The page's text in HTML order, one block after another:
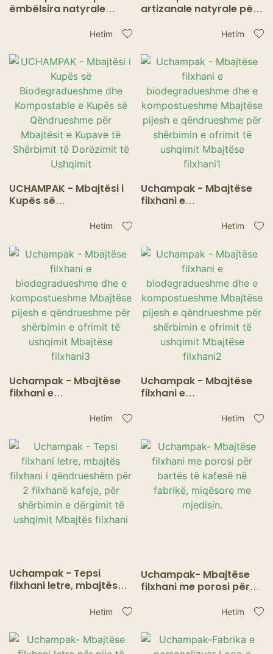
ëmbëlsira natyrale
hapje automatike, Kuti
bardhë Bluk, kuti
biskotash kartoni me
Hetim
artizanale natyrale për
marrë sushi për të
shkuar dritare & Pak e
palosshme
Hetim
UCHAMPAK - Mbajtësi i
Kupës së
Kompostable e Kupës
Mbajtësit e Kupave të
Shërbimit të Dorëzimit
të Ushqimit
Hetim
Uchampak - Mbajtëse
filxhani e
kompostueshme
qëndrueshme për
shërbimin e ofrimit të
ushqimit Mbajtëse
filxhani1
Hetim
Uchampak - Mbajtëse
filxhani e
kompostueshme
qëndrueshme për
shërbimin e ofrimit të
ushqimit Mbajtëse
filxhani3
Hetim
Uchampak - Mbajtëse
filxhani e
kompostueshme
qëndrueshme për
shërbimin e ofrimit të
ushqimit Mbajtëse
filxhani2
Hetim
Uchampak - Tepsi
filxhani letre, mbajtës
për 2 filxhanë kafeje,
dërgimit të ushqimit
Mbajtës filxhani
Hetim
Uchampak- Mbajtëse
filxhani me porosi për
fabrikë, miqësore me
Hetim